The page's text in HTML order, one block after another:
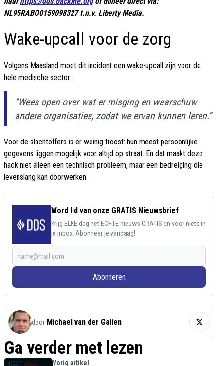
NL95RABO0159098327 t.n.v. Liberty Media.
Wake-upcall voor de zorg
Volgens Maasland moet dit incident een wake-upcall zijn voor de
hele medische sector:
“Wees open over wat er misging en waarschuw
andere organisaties, zodat we ervan kunnen leren.”
Voor de slachtoffers is er weinig troost: hun meest persoonlijke
gegevens liggen mogelijk voor altijd op straat. En dat maakt deze
hack niet alleen een technisch probleem, maar een bedreiging die
levenslang kan doorwerken.
Word lid van onze GRATIS Nieuwsbrief
Krijg ELKE dag het ECHTE nieuws GRATIS en voor niets in
je inbox. Abonneer je vandaag!
Abonneren
door Michael van der Galien
Ga verder met lezen
Vorig artikel